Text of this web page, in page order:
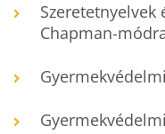
Szeretetnyelvek
Chapman-